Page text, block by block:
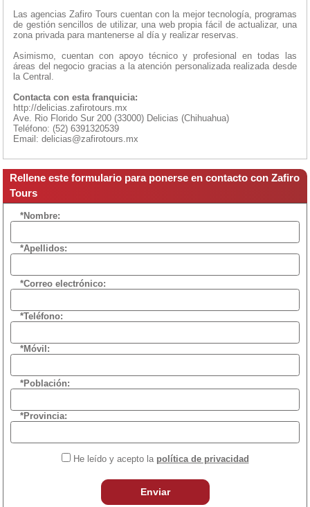
Las agencias Zafiro Tours cuentan con la mejor tecnología, programas
de gestión sencillos de utilizar, una web propia fácil de actualizar, una
zona privada para mantenerse al día y realizar reservas.
Asimismo, cuentan con apoyo técnico y profesional en todas las
áreas del negocio gracias a la atención personalizada realizada desde
la Central.
Contacta con esta franquicia:
http://delicias.zafirotours.mx
Ave. Rio Florido Sur 200 (33000) Delicias (Chihuahua)
Teléfono: (52) 6391320539
Email: delicias@zafirotours.mx
Rellene este formulario para ponerse en contacto con Zafiro
Tours
*Nombre:
*Apellidos:
*Correo electrónico:
*Teléfono:
*Móvil:
*Población:
*Provincia:
He leído y acepto la política de privacidad
Enviar